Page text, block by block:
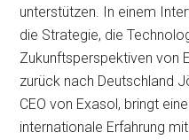
unterstützen. In einem
die Strategie, die
Zukunftsperspektiven von
zurück nach Deutschland
CEO von Exasol, bringt
internationale Erfahrung